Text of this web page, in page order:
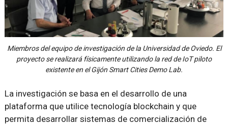
Miembros del equipo de investigación de la Universidad de Oviedo. El
proyecto se realizará físicamente utilizando la red de IoT piloto
existente en el Gijón Smart Cities Demo Lab.
La investigación se basa en el desarrollo de una
plataforma que utilice tecnología blockchain y que
permita desarrollar sistemas de comercialización de